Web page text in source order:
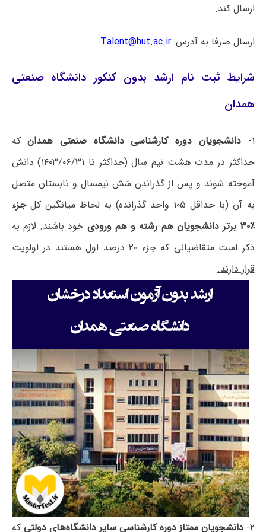
ارسال کند.
ارسال صرفا به آدرس:Talent@hut.ac.ir
شرایط ثبت نام ارشد بدون کنکور دانشگاه صنعتی
همدان
۱- دانشجویان دوره کارشناسی دانشگاه صنعتی همدانکه
حداکثر در مدت هشت نیم سال (حداکثر تا ۱۴۰۳/۰۶/۳۱) دانش
آموخته شوند و پس از گذراندن شش نیمسال و تابستان متصل
به آن (با حداقل ۱۰۵ واحد گذرانده) به لحاظ میانگین کل
جزء
٪۳۰ برتر دانشجویان هم رشته و هم ورودی
خود باشند.لازم به
ذکر است متقاضیانی که جزء ۲۰ درصد اول هستند در اولویت
قرار دارند.
۲- دانشجویان ممتاز دوره کارشناسی سایر دانشگاه‌های دولتی که